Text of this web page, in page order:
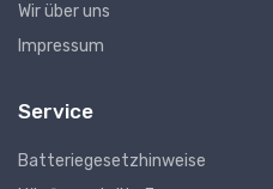
Wir über uns
Impressum
Service
Batteriegesetzhinweise